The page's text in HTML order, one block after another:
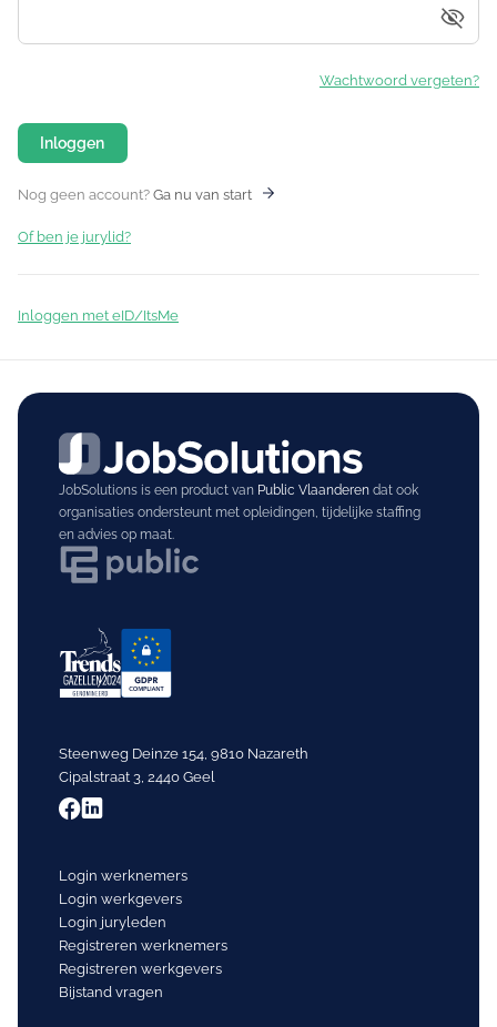
visibility_off
Wachtwoord vergeten?
Inloggen
Nog geen account? Ga nu van start
Of ben je jurylid?
Inloggen met eID/ItsMe
JobSolutions is een product van Public Vlaanderendat ook
organisaties ondersteunt met opleidingen, tijdelijke staffing
en advies op maat.
Steenweg Deinze 154, 9810 Nazareth
Cipalstraat 3, 2440 Geel
Login werknemers
Login werkgevers
Login juryleden
Registreren werknemers
Registreren werkgevers
Bijstand vragen